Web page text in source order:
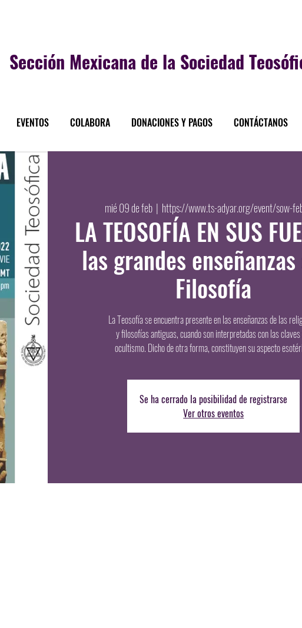
Sección Mexicana de la Sociedad
EVENTOS COLABORA DONACIONES Y PAGOS CONTÁCTANOS
mié 09 de feb
  |
https://www.ts-adyar.org/event/sow-
LA TEOSOFÍA EN SUS
las grandes
Filosofía
La Teosofía se encuentra presente en las enseñanzas de las
y filosofías antiguas, cuando son interpretadas con las claves
ocultismo. Dicho de otra forma, constituyen su aspecto
Se ha cerrado la posibilidad de registrarse
Ver otros eventos